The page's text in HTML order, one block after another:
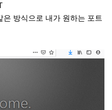
방식으로 내가 원하는 포트